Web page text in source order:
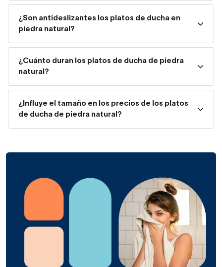
En Decorabaño puedes encontrar diferentes
configuraciones de platos de ducha en piedra natural
según espacio y diseño:
Formato
Rectangular
Baños medianos y
Mayor superficie
Extraplano
modernas
estética
Adaptación
personalizada
Materiales: granito y mármol
¿Son antideslizantes los platos de ducha en
piedra natural?
¿Cuánto duran los platos de ducha de piedra
natural?
¿Influye el tamaño en los precios de los platos
de ducha de piedra natural?